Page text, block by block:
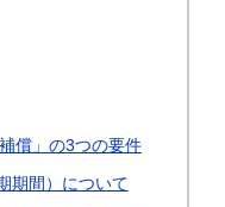
償」の3つの要件
期間）について